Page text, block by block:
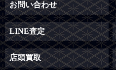
お問い合わせ
LINE査定
店頭買取